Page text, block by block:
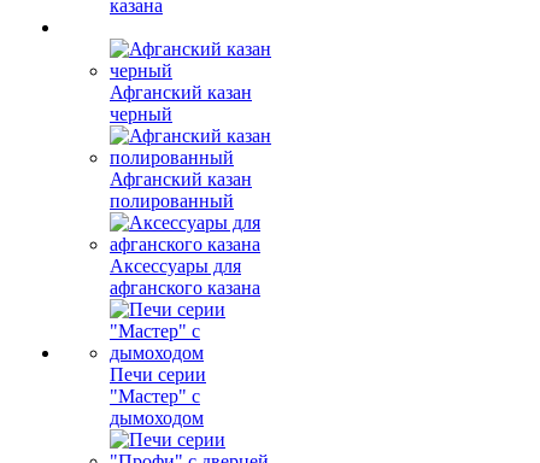
казана
Афганский казан
черный
Афганский казан
полированный
Аксессуары для
афганского казана
Печи серии
"Мастер" с
дымоходом